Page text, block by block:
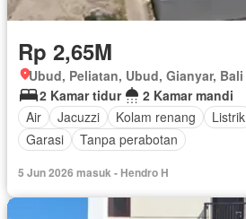
Rp 2,65M
Ubud, Peliatan, Ubud, Gianyar, Bali
2 Kamar tidur
2 Kamar mandi
Air
Jacuzzi Kolam renang Listrik
Garasi
Tanpa perabotan
5 Jun 2026 masuk - Hendro H